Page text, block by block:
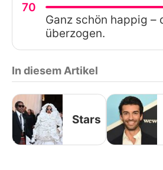
70
Ganz schön happig –
überzogen.
In diesem Artikel
Stars